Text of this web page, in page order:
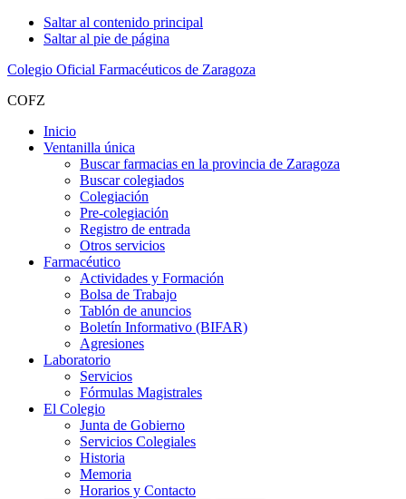
Saltar al contenido principal
Saltar al pie de página
Colegio Oficial Farmacéuticos de Zaragoza
COFZ
Inicio
Ventanilla única
Buscar farmacias en la provincia de Zaragoza
Buscar colegiados
Colegiación
Pre-colegiación
Registro de entrada
Otros servicios
Farmacéutico
Actividades y Formación
Bolsa de Trabajo
Tablón de anuncios
Boletín Informativo (BIFAR)
Agresiones
Laboratorio
Servicios
Fórmulas Magistrales
El Colegio
Junta de Gobierno
Servicios Colegiales
Historia
Memoria
Horarios y Contacto